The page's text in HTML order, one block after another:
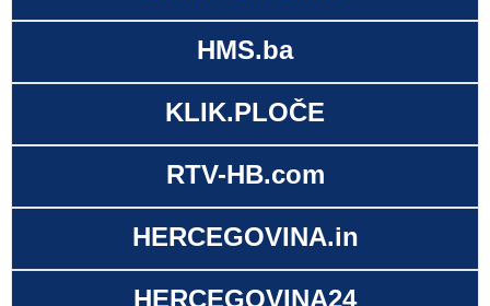
HMS.ba
KLIK.PLOČE
RTV-HB.com
HERCEGOVINA.in
HERCEGOVINA24